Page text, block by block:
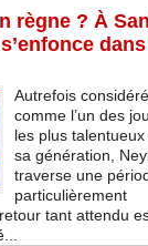
règne ? À
Autrefois considéré
comme l’un des
les plus talentueux
sa génération,
traverse une
particulièrement
tant attendu